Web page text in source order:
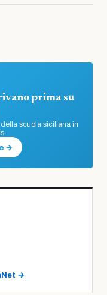
prima su
scuola siciliana in
→
→